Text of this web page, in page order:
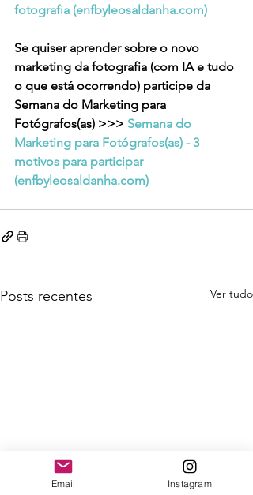
fotografia (enfbyleosaldanha.com)
Se quiser aprender sobre o novo
marketing da fotografia (com IA e tudo
o que está ocorrendo) participe da
Semana do Marketing para
Fotógrafos(as) >>> Semana do
Marketing para Fotógrafos(as) - 3
motivos para participar
(enfbyleosaldanha.com)
Posts recentes Ver tudo
Email Instagram